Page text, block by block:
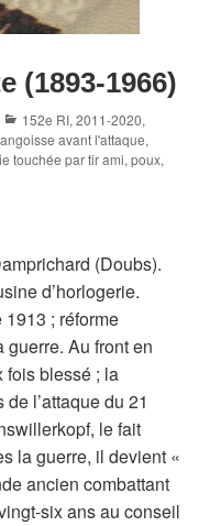
(1893-1966)
Categories
152e RI,2011-2020,
Tags
angoisse avant l'attaque,
touchée par tir ami,poux,
(Doubs).
d’horlogerie.
; réforme
Au front en
fois blessé ; la
l’attaque du 21
le fait
la guerre, il devient «
ancien combattant
six ans au conseil